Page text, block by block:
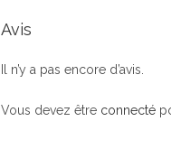
Avis
Il n’y a pas encore d’avis.
Vous devez être connecté